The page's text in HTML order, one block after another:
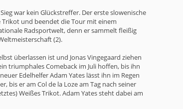
war kein Glückstreffer. Der erste slowenische
Trikot und beendet die Tour mit einem
Radsportwelt, denn er sammelt fleißig
(2).
überlassen ist und Jonas Vingegaard ziehen
triumphales Comeback im Juli hoffen, bis ihn
Edelhelfer Adam Yates lässt ihn im Regen
bis er am Col de la Loze am Tag nach seiner
Weißes Trikot. Adam Yates steht dabei am